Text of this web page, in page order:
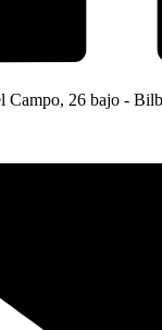
Campo, 26 bajo -